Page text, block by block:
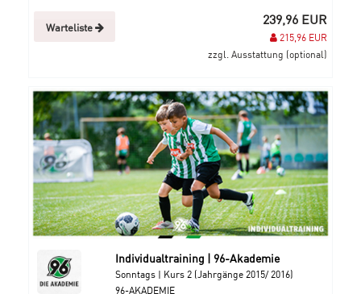
Warteliste 239,96 EUR
215,96 EUR
zzgl. Ausstattung (optional)
Individualtraining | 96-Akademie
Sonntags | Kurs 2 (Jahrgänge 2015/ 2016)
96-AKADEMIE